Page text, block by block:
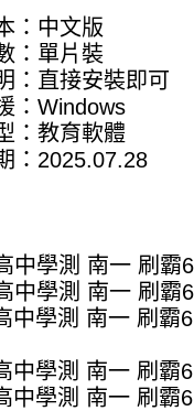
：中文版
：單片裝
：直接安裝即可
：Windows
：教育軟體
：2025.07.28
中學測 南一 刷霸
中學測 南一 刷霸
中學測 南一 刷霸
中學測 南一 刷霸
中學測 南一 刷霸